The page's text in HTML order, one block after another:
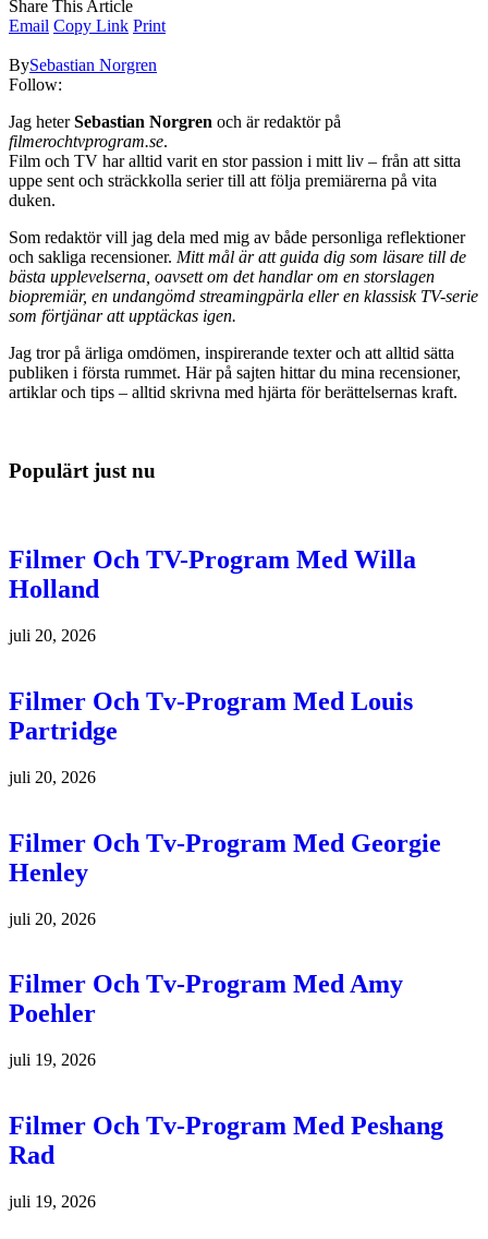
Share This Article
Email Copy Link Print
BySebastian Norgren
Follow:
Jag heterSebastian Norgren och är redaktör på
filmerochtvprogram.se.
Film och TV har alltid varit en stor passion i mitt liv – från att sitta
uppe sent och sträckkolla serier till att följa premiärerna på vita
duken.
Som redaktör vill jag dela med mig av både personliga reflektioner
och sakliga recensioner. Mitt mål är att guida dig som läsare till de
bästa upplevelserna, oavsett om det handlar om en storslagen
biopremiär, en undangömd streamingpärla eller en klassisk TV-serie
som förtjänar att upptäckas igen.
Jag tror på ärliga omdömen, inspirerande texter och att alltid sätta
publiken i första rummet. Här på sajten hittar du mina recensioner,
artiklar och tips – alltid skrivna med hjärta för berättelsernas kraft.
Populärt just nu
Filmer Och TV-Program Med Willa
Holland
juli 20, 2026
Filmer Och Tv-Program Med Louis
Partridge
juli 20, 2026
Filmer Och Tv-Program Med Georgie
Henley
juli 20, 2026
Filmer Och Tv-Program Med Amy
Poehler
juli 19, 2026
Filmer Och Tv-Program Med Peshang
Rad
juli 19, 2026